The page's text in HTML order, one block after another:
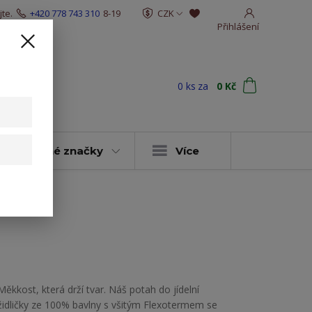
CZK
Přihlášení
+420 778 743 310 8-19
0 ks za 0 Kč
vybrané značky Více
která drží tvar. Náš potah do jídelní
ze 100% bavlny s všitým Flexotermem se